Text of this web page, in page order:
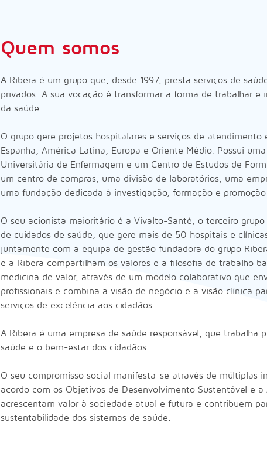
Quem somos
A Ribera é um grupo que, desde 1997, presta serviços de
privados. A sua vocação é transformar a forma de trabalhar e
da saúde.
O grupo gere projetos hospitalares e serviços de atendimento
Espanha, América Latina, Europa e Oriente Médio. Possui uma
Universitária de Enfermagem e um Centro de Estudos de
um centro de compras, uma divisão de laboratórios, uma
uma fundação dedicada à investigação, formação e
O seu acionista maioritário é a Vivalto-Santé, o terceiro grupo
de cuidados de saúde, que gere mais de 50 hospitais e
juntamente com a equipa de gestão fundadora do grupo
e a Ribera compartilham os valores e a filosofia de trabalho
medicina de valor, através de um modelo colaborativo que
profissionais e combina a visão de negócio e a visão clínica
serviços de excelência aos cidadãos.
A Ribera é uma empresa de saúde responsável, que trabalha
saúde e o bem-estar dos cidadãos.
O seu compromisso social manifesta-se através de múltiplas
acordo com os Objetivos de Desenvolvimento Sustentável e
acrescentam valor à sociedade atual e futura e contribuem
sustentabilidade dos sistemas de saúde.